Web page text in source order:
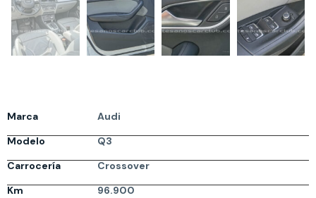
Marca
Audi
Modelo
Q3
Carrocería
Crossover
Km
96.900